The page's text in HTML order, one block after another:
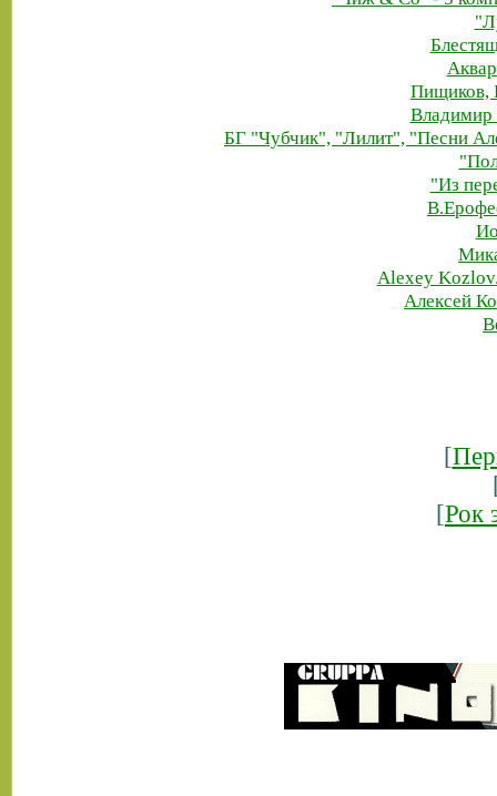
Пищиков,
Владимир
БГ "Чубчик", "Лилит", "Песни
"Из
Alexey
Алексей
[
[Рок